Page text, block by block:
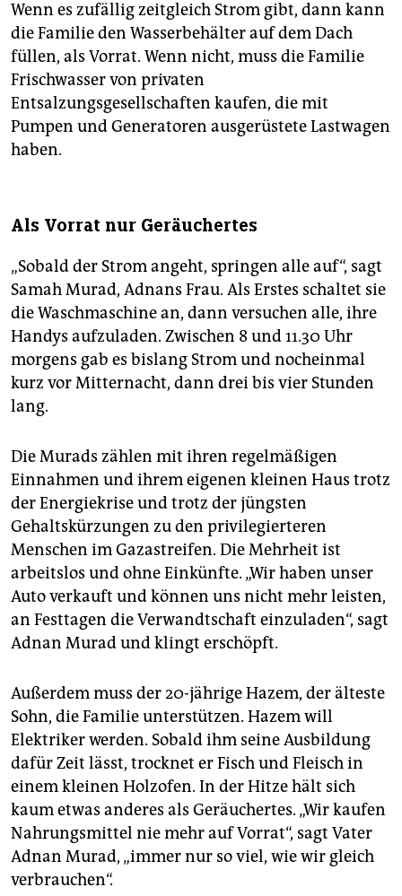
Wenn es zufällig zeitgleich Strom gibt, dann kann
die Familie den Wasserbehälter auf dem Dach
füllen, als Vorrat. Wenn nicht, muss die Familie
Frischwasser von privaten
Entsalzungsgesellschaften kaufen, die mit
Pumpen und Generatoren ausgerüstete Lastwagen
haben.
Als Vorrat nur Geräuchertes
„Sobald der Strom angeht, springen alle auf“, sagt
Samah Murad, Adnans Frau. Als Erstes schaltet sie
die Waschmaschine an, dann versuchen alle, ihre
Handys aufzuladen. Zwischen 8 und 11.30 Uhr
morgens gab es bislang Strom und nocheinmal
kurz vor Mitternacht, dann drei bis vier Stunden
lang.
Die Murads zählen mit ihren regelmäßigen
Einnahmen und ihrem eigenen kleinen Haus trotz
der Energiekrise und trotz der jüngsten
Gehaltskürzungen zu den privilegierteren
Menschen im Gazastreifen. Die Mehrheit ist
arbeitslos und ohne Einkünfte. „Wir haben unser
Auto verkauft und können uns nicht mehr leisten,
an Festtagen die Verwandtschaft einzuladen“, sagt
Adnan Murad und klingt erschöpft.
Außerdem muss der 20-jährige Hazem, der älteste
Sohn, die Familie unterstützen. Hazem will
Elektriker werden. Sobald ihm seine Ausbildung
dafür Zeit lässt, trocknet er Fisch und Fleisch in
einem kleinen Holzofen. In der Hitze hält sich
kaum etwas anderes als Geräuchertes. „Wir kaufen
Nahrungsmittel nie mehr auf Vorrat“, sagt Vater
Adnan Murad, „immer nur so viel, wie wir gleich
verbrauchen“.